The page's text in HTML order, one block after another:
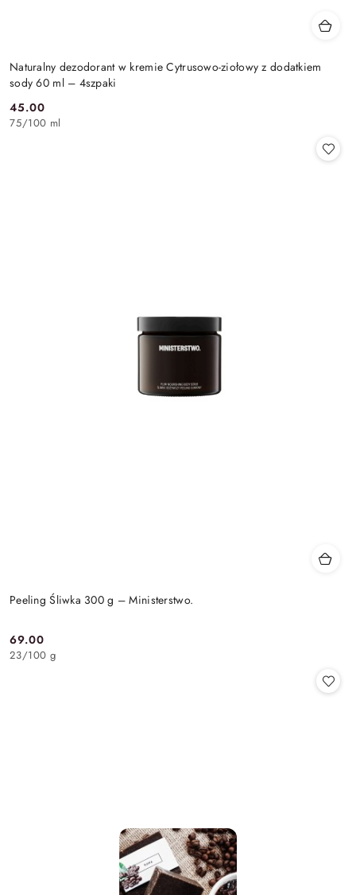
Naturalny dezodorant w kremie Cytrusowo-ziołowy z dodatkiem
sody 60 ml – 4szpaki
Cena:
45.00
75/100 ml
Peeling Śliwka 300 g – Ministerstwo.
Cena:
69.00
23/100 g